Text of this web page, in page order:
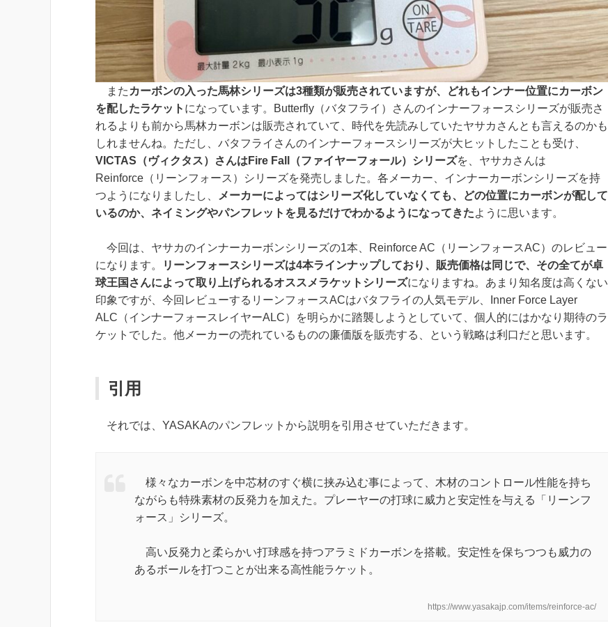
また カーボンの入った馬林シリーズは3種類が販売されていますが、どれもインナー位置にカーボン
を配したラケット になっています。
Butterfly（バタフライ）さんのインナーフォースシリーズが販売さ
れるよりも前から馬林カーボンは販売されていて、時代を先読みしていたヤサカさんとも言えるのかも
しれませんね。ただし、バタフライさんのインナーフォースシリーズが大ヒットしたことも受け、
VICTAS（ヴィクタス）さんはFire Fall（ファイヤーフォール）シリーズを、 ヤサカさんは
Reinforce（リーンフォース）シリーズを発売しました。各メーカー、インナーカーボンシリーズを持
つようになりましたし、
メーカーによってはシリーズ化していなくても、どの位置にカーボンが配して
いるのか、ネイミングやパンフレットを見るだけでわかるようになってきたように思います。
今回は、 ヤサカのインナーカーボンシリーズの1本、Reinforce AC（リーンフォースAC）のレビュー
になります。
リーンフォースシリーズは4本ラインナップしており、販売価格は同じで、その全てが卓
球王国さんによって取り上げられるオススメラケットシリーズになりますね。あまり知名度は高くない
印象ですが、今回レビューする リーンフォースACはバタフライの人気モデル、Inner Force Layer
ALC（インナーフォースレイヤーALC）を明らかに踏襲しようとしていて、個人的にはかなり期待のラ
ケット でした。他メーカーの売れているものの廉価版を販売する、という戦略は利口だと思います。
引用
それでは、YASAKAのパンフレットから説明を引用させていただきます。
様々なカーボンを中芯材のすぐ横に挟み込む事によって、木材のコントロール性能を持ち
ながらも特殊素材の反発力を加えた。プレーヤーの打球に威力と安定性を与える「リーンフ
ォース」シリーズ。
高い反発力と柔らかい打球感を持つアラミドカーボンを搭載。安定性を保ちつつも威力の
あるボールを打つことが出来る高性能ラケット。
https://www.yasakajp.com/items/reinforce-ac/